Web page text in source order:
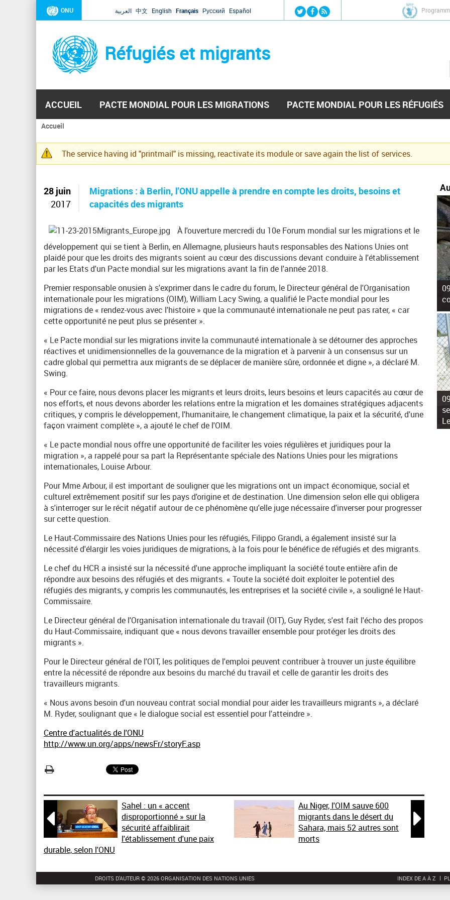
Jump to navigation
ONU العربية 中文 English Français Русский Español Organisation
Réfugiés et migrants
ACCUEIL PACTE MONDIAL POUR LES MIGRATIONS PACTE MONDIAL POUR LES RÉFUGIÉS
Vous
êtes
ici
Accueil
Message
The service having id "printmail" is missing, reactivate its module or save again the list of services.
28 juin
2017
Migrations : à Berlin, l'ONU appelle à prendre en compte les droits, besoins et
capacités des migrants
À l'ouverture mercredi du 10e Forum mondial sur les migrations et le
développement qui se tient à Berlin, en Allemagne, plusieurs hauts responsables des Nations Unies ont
plaidé pour que les droits des migrants soient au cœur des discussions devant conduire à l'établissement
par les Etats d'un Pacte mondial sur les migrations avant la fin de l'année 2018.
Premier responsable onusien à s'exprimer dans le cadre du forum, le Directeur général de l'Organisation
internationale pour les migrations (OIM), William Lacy Swing, a qualifié le Pacte mondial pour les
migrations de « rendez-vous avec l'histoire » que la communauté internationale ne peut pas rater, « car
cette opportunité ne peut plus se présenter ».
« Le Pacte mondial sur les migrations invite la communauté internationale à se détourner des approches
réactives et unidimensionnelles de la gouvernance de la migration et à parvenir à un consensus sur un
cadre global qui permettra aux migrants de se déplacer de manière sûre, ordonnée et digne », a déclaré M.
Swing.
« Pour ce faire, nous devons placer les migrants et leurs droits, leurs besoins et leurs capacités au cœur de
nos efforts, et nous devons aborder les relations entre la migration et les domaines stratégiques adjacents
critiques, y compris le développement, l'humanitaire, le changement climatique, la paix et la sécurité, d'une
façon vraiment complète », a ajouté le chef de l'OIM.
« Le pacte mondial nous offre une opportunité de faciliter les voies régulières et juridiques pour la
migration », a rappelé pour sa part la Représentante spéciale des Nations Unies pour les migrations
internationales, Louise Arbour.
Pour Mme Arbour, il est important de souligner que les migrations ont un impact économique, social et
culturel extrêmement positif sur les pays d'origine et de destination. Une dimension selon elle qui obligera
à s'interroger sur le récit négatif autour de ce phénomène qu'elle juge nécessaire d'inverser pour progresser
sur cette question.
Le Haut-Commissaire des Nations Unies pour les réfugiés, Filippo Grandi, a également insisté sur la
nécessité d'élargir les voies juridiques de migrations, à la fois pour le bénéfice de réfugiés et des migrants.
Le chef du HCR a insisté sur la nécessité d'une approche impliquant la société toute entière afin de
répondre aux besoins des réfugiés et des migrants. « Toute la société doit exploiter le potentiel des
réfugiés des migrants, y compris les communautés, les entreprises et la société civile », a souligné le Haut-
Commissaire.
Le Directeur général de l'Organisation internationale du travail (OIT), Guy Ryder, s'est fait l'écho des propos
du Haut-Commissaire, indiquant que « nous devons travailler ensemble pour protéger les droits des
migrants ».
Pour le Directeur général de l'OIT, les politiques de l'emploi peuvent contribuer à trouver un juste équilibre
entre la nécessité de répondre aux besoins du marché du travail et celle de garantir les droits des
travailleurs migrants.
« Nous avons besoin d'un nouveau contrat social mondial pour aider les travailleurs migrants », a déclaré
M. Ryder, soulignant que « le dialogue social est essentiel pour l'atteindre ».
Centre d'actualités de l'ONU
http://www.un.org/apps/newsFr/storyF.asp

Sahel : un « accent
disproportionné » sur la
sécurité affaiblirait
l'établissement d'une paix
durable, selon l'ONU

Au Niger, l'OIM sauve 600
migrants dans le désert du
Sahara, mais 52 autres sont
morts
DROITS D'AUTEUR © 2026 ORGANISATION DES NATIONS UNIES INDEX DE A À Z